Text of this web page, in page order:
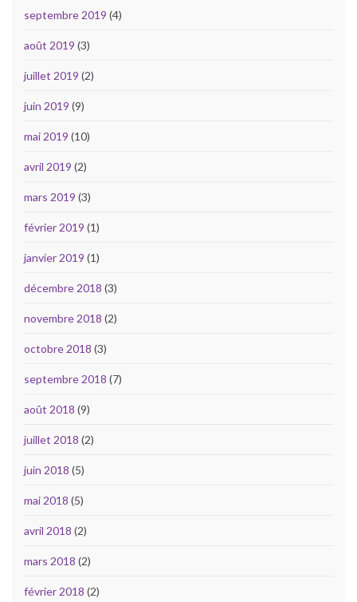
septembre 2019 (4)
août 2019 (3)
juillet 2019 (2)
juin 2019 (9)
mai 2019 (10)
avril 2019 (2)
mars 2019 (3)
février 2019 (1)
janvier 2019 (1)
décembre 2018 (3)
novembre 2018 (2)
octobre 2018 (3)
septembre 2018 (7)
août 2018 (9)
juillet 2018 (2)
juin 2018 (5)
mai 2018 (5)
avril 2018 (2)
mars 2018 (2)
février 2018 (2)